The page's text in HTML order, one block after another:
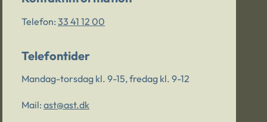
Telefon: 33 41 12 00
Telefontider
Mandag-torsdag kl. 9-15, fredag kl. 9-12
Mail: ast@ast.dk